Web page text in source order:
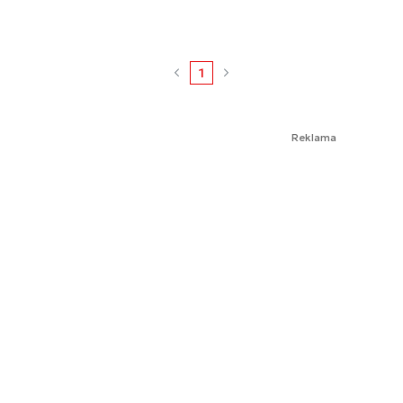
1
Reklama